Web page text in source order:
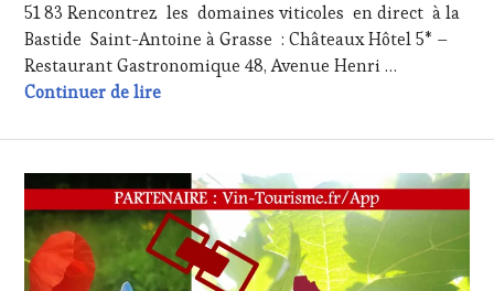
51 83 Rencontrez les domaines viticoles en direct à la
Bastide Saint-Antoine à Grasse : Châteaux Hôtel 5* –
Restaurant Gastronomique 48, Avenue Henri …
Continuer de lireLes « Rendez Vous Sylvins » Lundi 27